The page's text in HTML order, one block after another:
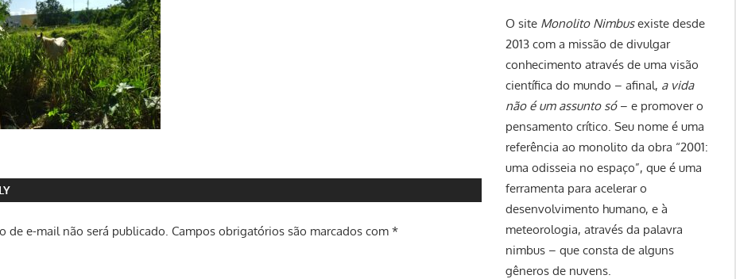
de e-mail não será publicado. Campos obrigatórios são marcados com*
O site Monolito Nimbusexiste desde
2013 com a missão de divulgar
conhecimento através de uma visão
científica do mundo – afinal, a vida
não é um assunto só– e promover o
pensamento crítico. Seu nome é uma
referência ao monolito da obra “2001:
uma odisseia no espaço”, que é uma
ferramenta para acelerar o
desenvolvimento humano, e à
meteorologia, através da palavra
nimbus – que consta de alguns
gêneros de nuvens.